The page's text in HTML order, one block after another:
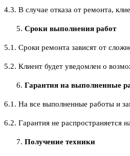
4.3. В случае отказа от ремонта,
Сроки выполнения работ
5.1. Сроки ремонта зависят от
5.2. Клиент будет уведомлен о
Гарантия на выполненные
6.1. На все выполненные работы и
6.2. Гарантия не распространяется
Получение техники